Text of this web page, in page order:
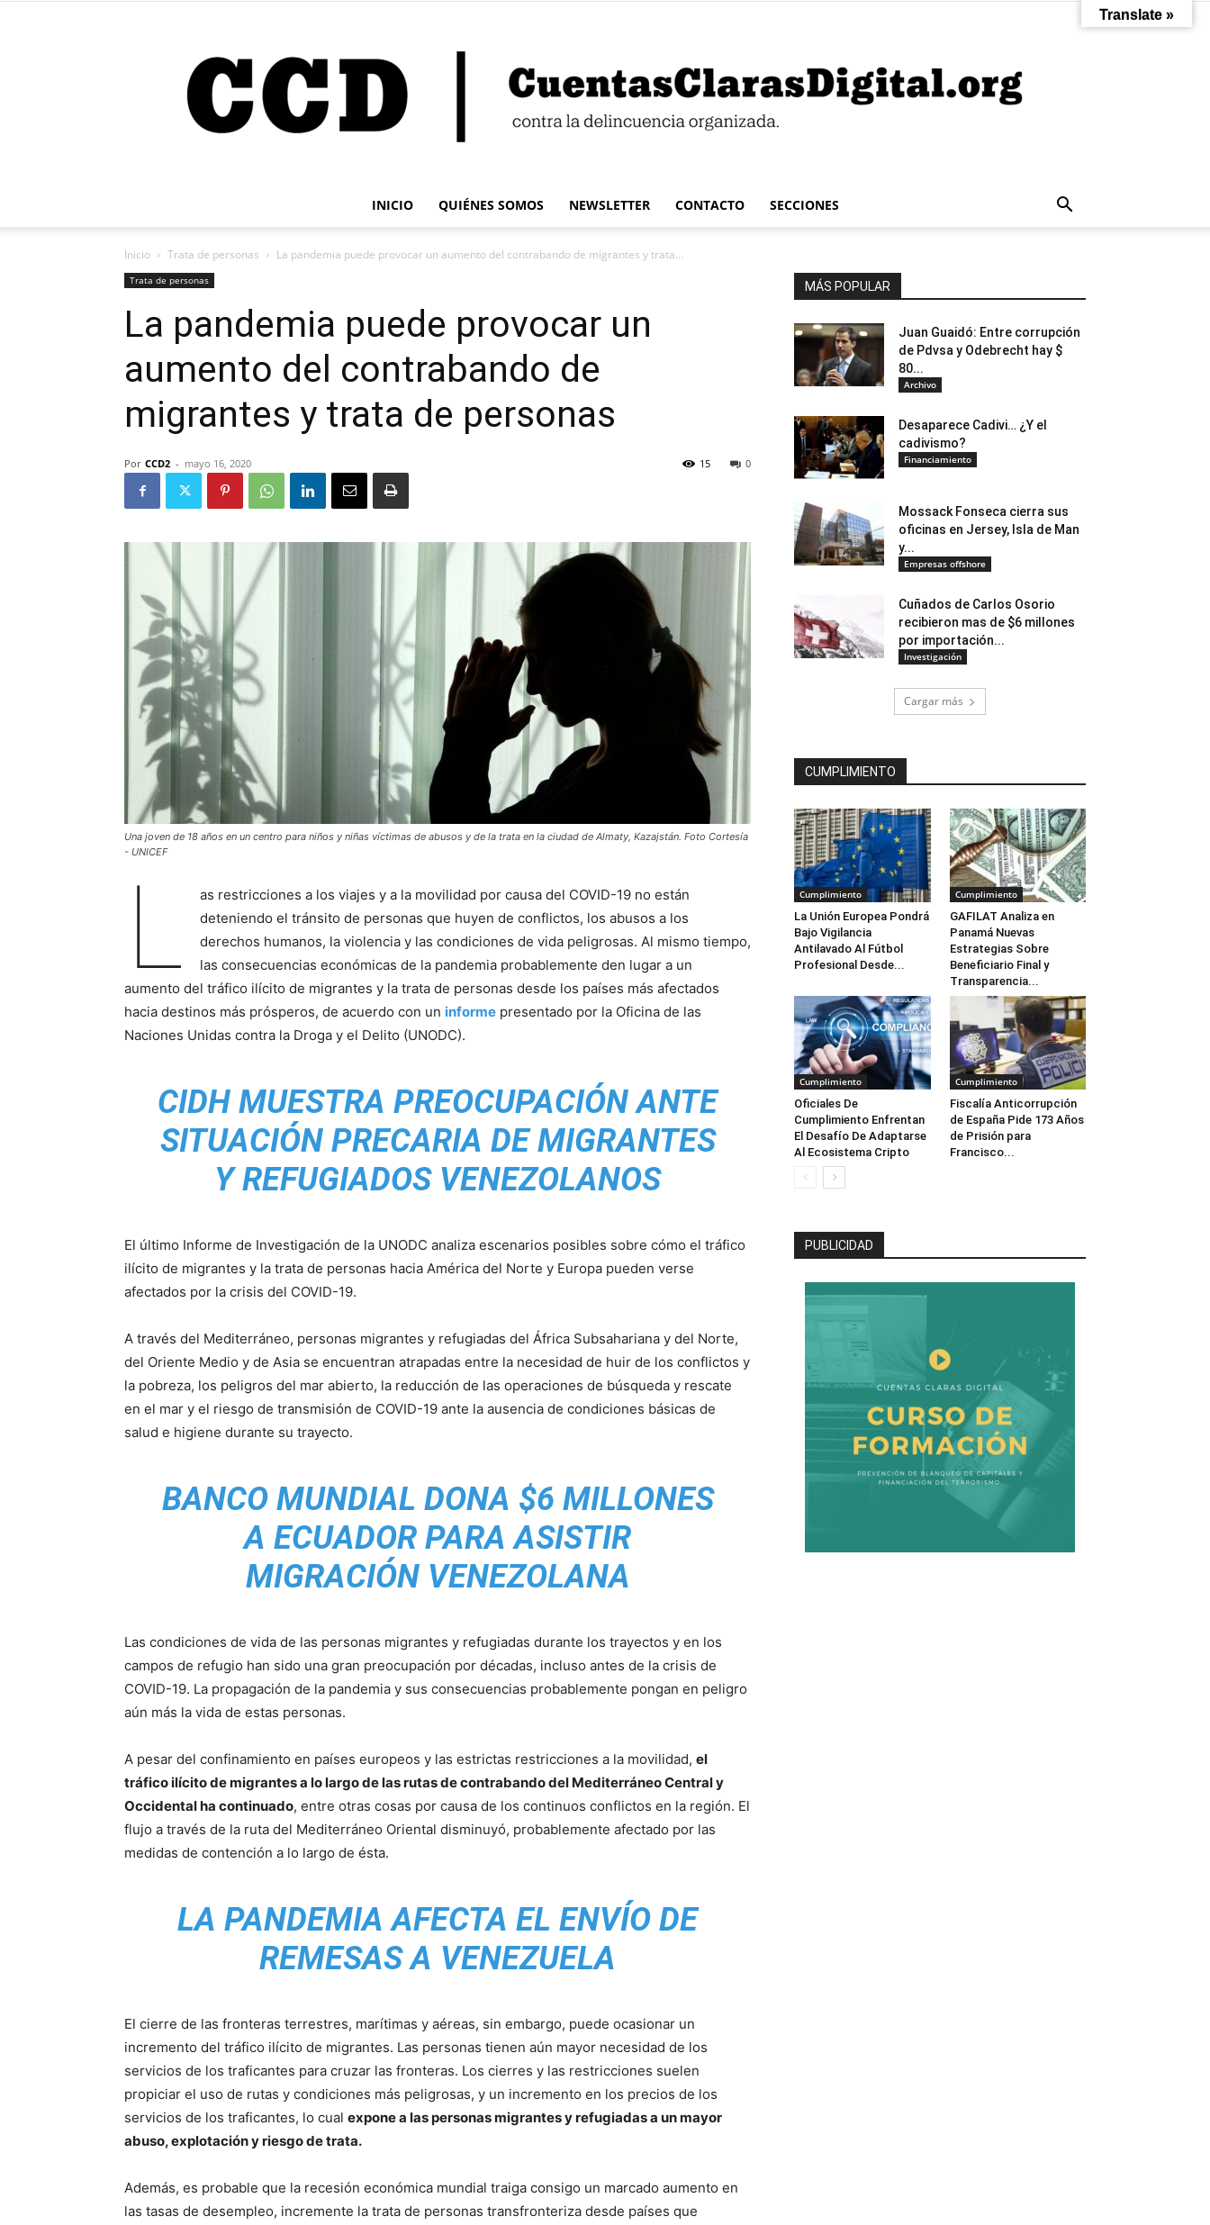
INICIO QUIÉNES SOMOS NEWSLETTER CONTACTO SECCIONES
Inicio Trata de personas La pandemia puede provocar un aumento del contrabando de migrantes y trata...
Trata de personas
La pandemia puede provocar un
aumento del contrabando de
migrantes y trata de personas
Por CCD2 - mayo 16, 2020 0
15
Una joven de 18 años en un centro para niños y niñas víctimas de abusos y de la trata en la ciudad de Almaty, Kazajstán. Foto Cortesía
- UNICEF
L
as restricciones a los viajes y a la movilidad por causa del COVID-19 no están
deteniendo el tránsito de personas que huyen de conflictos, los abusos a los
derechos humanos, la violencia y las condiciones de vida peligrosas. Al mismo tiempo,
las consecuencias económicas de la pandemia probablemente den lugar a un
aumento del tráfico ilícito de migrantes y la trata de personas desde los países más afectados
hacia destinos más prósperos, de acuerdo con un informe presentado por la Oficina de las
Naciones Unidas contra la Droga y el Delito (UNODC).
CIDH MUESTRA PREOCUPACIÓN ANTE
SITUACIÓN PRECARIA DE MIGRANTES
Y REFUGIADOS VENEZOLANOS
El último Informe de Investigación de la UNODC analiza escenarios posibles sobre cómo el tráfico
ilícito de migrantes y la trata de personas hacia América del Norte y Europa pueden verse
afectados por la crisis del COVID-19.
A través del Mediterráneo, personas migrantes y refugiadas del África Subsahariana y del Norte,
del Oriente Medio y de Asia se encuentran atrapadas entre la necesidad de huir de los conflictos y
la pobreza, los peligros del mar abierto, la reducción de las operaciones de búsqueda y rescate
en el mar y el riesgo de transmisión de COVID-19 ante la ausencia de condiciones básicas de
salud e higiene durante su trayecto.
BANCO MUNDIAL DONA $6 MILLONES
A ECUADOR PARA ASISTIR
MIGRACIÓN VENEZOLANA
Las condiciones de vida de las personas migrantes y refugiadas durante los trayectos y en los
campos de refugio han sido una gran preocupación por décadas, incluso antes de la crisis de
COVID-19. La propagación de la pandemia y sus consecuencias probablemente pongan en peligro
aún más la vida de estas personas.
A pesar del confinamiento en países europeos y las estrictas restricciones a la movilidad, el
tráfico ilícito de migrantes a lo largo de las rutas de contrabando del Mediterráneo Central y
Occidental ha continuado, entre otras cosas por causa de los continuos conflictos en la región. El
flujo a través de la ruta del Mediterráneo Oriental disminuyó, probablemente afectado por las
medidas de contención a lo largo de ésta.
LA PANDEMIA AFECTA EL ENVÍO DE
REMESAS A VENEZUELA
El cierre de las fronteras terrestres, marítimas y aéreas, sin embargo, puede ocasionar un
incremento del tráfico ilícito de migrantes. Las personas tienen aún mayor necesidad de los
servicios de los traficantes para cruzar las fronteras. Los cierres y las restricciones suelen
propiciar el uso de rutas y condiciones más peligrosas, y un incremento en los precios de los
servicios de los traficantes, lo cual expone a las personas migrantes y refugiadas a un mayor
abuso, explotación y riesgo de trata.
Además, es probable que la recesión económica mundial traiga consigo un marcado aumento en
las tasas de desempleo, incremente la trata de personas transfronteriza desde países que
MÁS POPULAR
Juan Guaidó: Entre corrupción
de Pdvsa y Odebrecht hay $
80...
Archivo
Desaparece Cadivi… ¿Y el
cadivismo?
Financiamiento
Mossack Fonseca cierra sus
oficinas en Jersey, Isla de Man
y...
Empresas offshore
Cuñados de Carlos Osorio
recibieron mas de $6 millones
por importación...
Investigación
Cargar más
CUMPLIMIENTO
Cumplimiento
La Unión Europea Pondrá
Bajo Vigilancia
Antilavado Al Fútbol
Profesional Desde...
Cumplimiento
GAFILAT Analiza en
Panamá Nuevas
Estrategias Sobre
Beneficiario Final y
Transparencia...
Cumplimiento
Oficiales De
Cumplimiento Enfrentan
El Desafío De Adaptarse
Al Ecosistema Cripto
Cumplimiento
Fiscalía Anticorrupción
de España Pide 173 Años
de Prisión para
Francisco...
PUBLICIDAD
Translate »